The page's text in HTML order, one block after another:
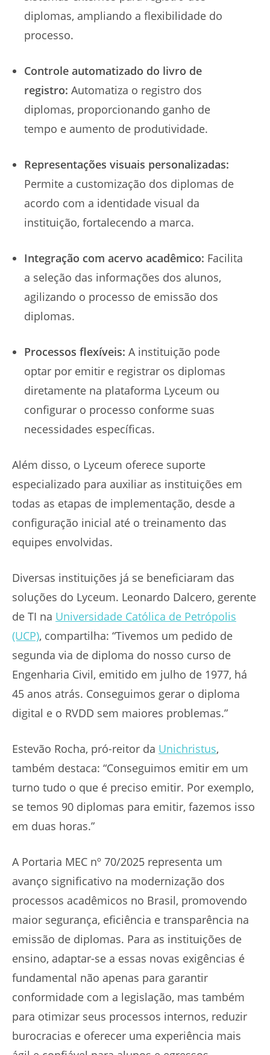
diplomas, ampliando a flexibilidade do
processo.
Controle automatizado do livro de
registro: Automatiza o registro dos
diplomas, proporcionando ganho de
tempo e aumento de produtividade.
Representações visuais personalizadas:
Permite a customização dos diplomas de
acordo com a identidade visual da
instituição, fortalecendo a marca.
Integração com acervo acadêmico: Facilita
a seleção das informações dos alunos,
agilizando o processo de emissão dos
diplomas.
Processos flexíveis: A instituição pode
optar por emitir e registrar os diplomas
diretamente na plataforma Lyceum ou
configurar o processo conforme suas
necessidades específicas.
Além disso, o Lyceum oferece suporte
especializado para auxiliar as instituições em
todas as etapas de implementação, desde a
configuração inicial até o treinamento das
equipes envolvidas.
Diversas instituições já se beneficiaram das
soluções do Lyceum. Leonardo Dalcero, gerente
de TI na Universidade Católica de Petrópolis
(UCP), compartilha: “Tivemos um pedido de
segunda via de diploma do nosso curso de
Engenharia Civil, emitido em julho de 1977, há
45 anos atrás. Conseguimos gerar o diploma
digital e o RVDD sem maiores problemas.”
Estevão Rocha, pró-reitor da Unichristus,
também destaca: “Conseguimos emitir em um
turno tudo o que é preciso emitir. Por exemplo,
se temos 90 diplomas para emitir, fazemos isso
em duas horas.”
A Portaria MEC nº 70/2025 representa um
avanço significativo na modernização dos
processos acadêmicos no Brasil, promovendo
maior segurança, eficiência e transparência na
emissão de diplomas. Para as instituições de
ensino, adaptar-se a essas novas exigências é
fundamental não apenas para garantir
conformidade com a legislação, mas também
para otimizar seus processos internos, reduzir
burocracias e oferecer uma experiência mais